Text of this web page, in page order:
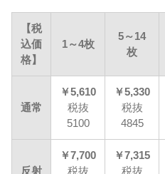
【税
込価
格】
1～4枚
5～14
枚
通常
￥5,610
税抜
5100
￥5,330
税抜
4845
反射
￥7,700
税抜
￥7,315
税抜